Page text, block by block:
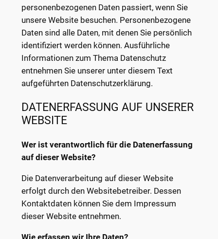
personenbezogenen Daten passiert, wenn Sie
unsere Website besuchen. Personenbezogene
Daten sind alle Daten, mit denen Sie persönlich
identifiziert werden können. Ausführliche
Informationen zum Thema Datenschutz
entnehmen Sie unserer unter diesem Text
aufgeführten Datenschutzerklärung.
DATENERFASSUNG AUF UNSERER
WEBSITE
Wer ist verantwortlich für die Datenerfassung
auf dieser Website?
Die Datenverarbeitung auf dieser Website
erfolgt durch den Websitebetreiber. Dessen
Kontaktdaten können Sie dem Impressum
dieser Website entnehmen.
Wie erfassen wir Ihre Daten?